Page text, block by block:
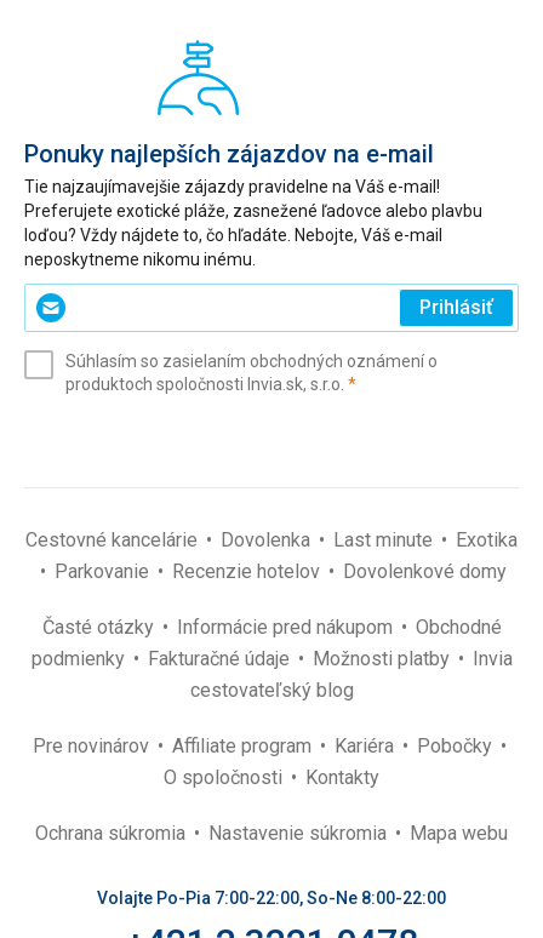
Ponuky najlepších zájazdov na e-mail
Tie najzaujímavejšie zájazdy pravidelne na Váš e-mail!
Preferujete exotické pláže, zasnežené ľadovce alebo plavbu
loďou? Vždy nájdete to, čo hľadáte. Nebojte, Váš e-mail
neposkytneme nikomu inému.
Zadajte
svoj
(povinné)
Prihlásiť
Súhlasím so zasielaním obchodných oznámení o
produktoch spoločnosti Invia.sk, s.r.o. *(povinné)
Cestovné kancelárie Dovolenka Last minute
Exotika
Parkovanie
Recenzie hotelov Dovolenkové domy
Časté otázky Informácie pred nákupom
Obchodné
podmienky
Fakturačné údaje Možnosti platby
Invia
cestovateľský blog
Pre novinárov Affiliate program Kariéra
Pobočky
O spoločnosti
Kontakty
Ochrana súkromia Nastavenie súkromia Mapa webu
Volajte Po-Pia 7:00-22:00, So-Ne 8:00-22:00